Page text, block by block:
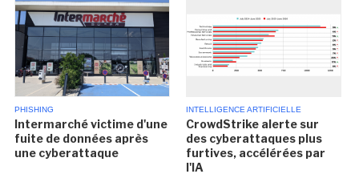
PHISHING
Intermarché victime d'une
fuite de données après
une cyberattaque
INTELLIGENCE ARTIFICIELLE
CrowdStrike alerte sur
des cyberattaques plus
furtives, accélérées par
l'IA